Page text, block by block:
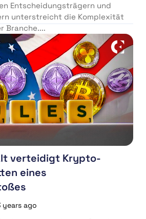
Entscheidungsträgern und
unterstreicht die Komplexität
Branche....
verteidigt Krypto-
eines
years ago